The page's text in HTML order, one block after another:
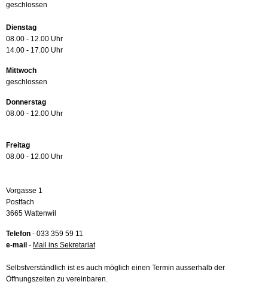
geschlossen
Dienstag
08.00 - 12.00 Uhr
14.00 - 17.00 Uhr
Mittwoch
geschlossen
Donnerstag
08.00 - 12.00 Uhr
Freitag
08.00 - 12.00 Uhr
Vorgasse 1
Postfach
3665 Wattenwil
Telefon - 033 359 59 11
e-mail - Mail ins Sekretariat
Selbstverständlich ist es auch möglich einen Termin ausserhalb der
Öffnungszeiten zu vereinbaren.